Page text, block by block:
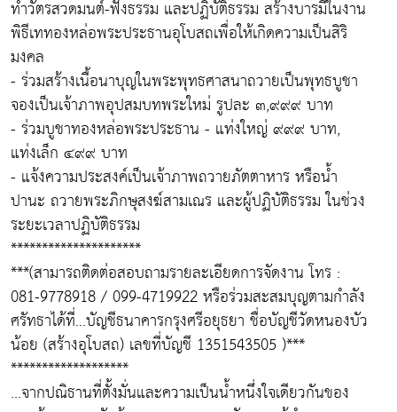
ทำวัตรสวดมนต์-ฟังธรรม และปฏิบัติธรรม สร้างบารมีในงาน
พิธีเททองหล่อพระประธานอุโบสถเพื่อให้เกิดความเป็นสิริ
มงคล
- ร่วมสร้างเนื้อนาบุญในพระพุทธศาสนาถวายเป็นพุทธบูชา
จองเป็นเจ้าภาพอุปสมบทพระใหม่ รูปละ ๓,๙๙๙ บาท
- ร่วมบูชาทองหล่อพระประธาน - แท่งใหญ่ ๙๙๙ บาท,
แท่งเล็ก ๔๙๙ บาท
- แจ้งความประสงค์เป็นเจ้าภาพถวายภัตตาหาร หรือน้ำ
ปานะ ถวายพระภิกษุสงฆ์สามเณร และผู้ปฏิบัติธรรม ในช่วง
ระยะเวลาปฏิบัติธรรม
*********************
***(สามารถติดต่อสอบถามรายละเอียดการจัดงาน โทร :
081-9778918 / 099-4719922 หรือร่วมสะสมบุญตามกำลัง
ศรัทธาได้ที่...บัญชีธนาคารกรุงศรีอยุธยา ชื่อบัญชีวัดหนองบัว
น้อย (สร้างอุโบสถ) เลขที่บัญชี 1351543505 )***
*******************
...จากปณิธานที่ตั้งมั่นและความเป็นน้ำหนึ่งใจเดียวกันของ